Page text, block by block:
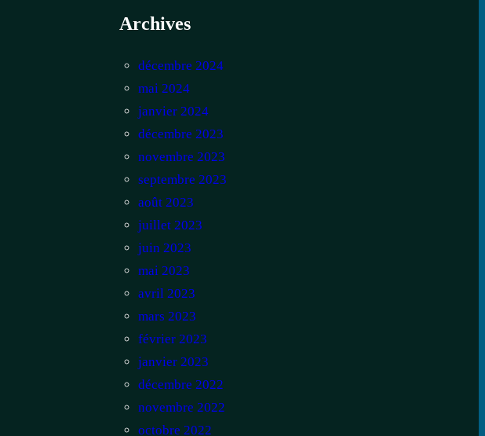
Archives
décembre 2024
mai 2024
janvier 2024
décembre 2023
novembre 2023
septembre 2023
août 2023
juillet 2023
juin 2023
mai 2023
avril 2023
mars 2023
février 2023
janvier 2023
décembre 2022
novembre 2022
octobre 2022